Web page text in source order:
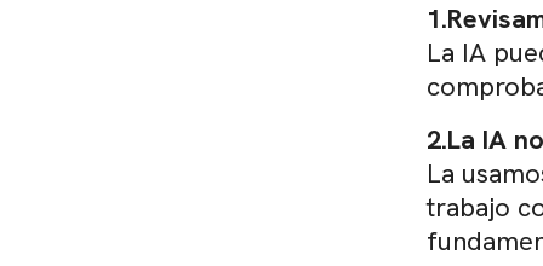
La IA
2.La IA
La
trabajo